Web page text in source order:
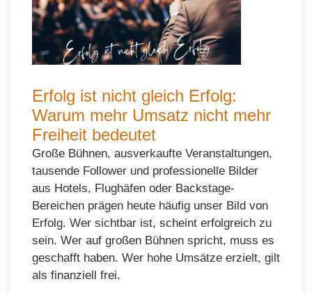
Erfolg ist nicht gleich Erfolg:
Warum mehr Umsatz nicht mehr
Freiheit bedeutet
Große Bühnen, ausverkaufte Veranstaltungen,
tausende Follower und professionelle Bilder
aus Hotels, Flughäfen oder Backstage-
Bereichen prägen heute häufig unser Bild von
Erfolg. Wer sichtbar ist, scheint erfolgreich zu
sein. Wer auf großen Bühnen spricht, muss es
geschafft haben. Wer hohe Umsätze erzielt, gilt
als finanziell frei.